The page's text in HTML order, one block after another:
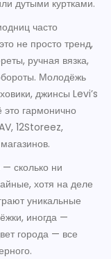
дутыми куртками.
часто
не просто тренд,
ручная вязка,
Молодёжь
джинсы Levi’s
гармонично
12Storeez,
сколько ни
хотя на деле
уникальные
иногда —
города — все